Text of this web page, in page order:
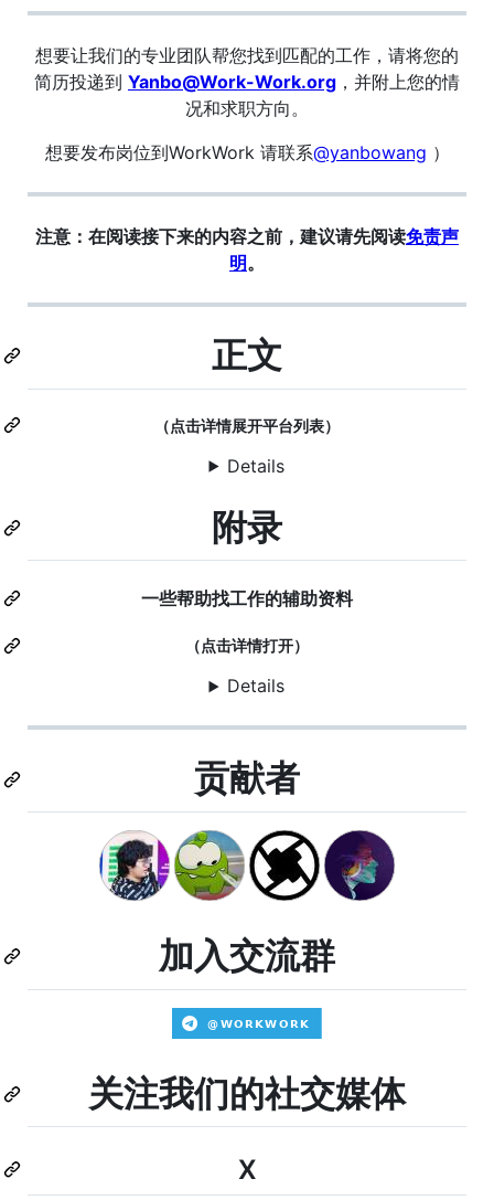
想要让我们的专业团队帮您找到匹配的工作，请将您的
简历投递到 Yanbo@Work-Work.org ，并附上您的情
况和求职方向。
想要发布岗位到WorkWork 请联系@yanbowang ）
注意：在阅读接下来的内容之前，建议请先阅读免责声
明。
正文
（点击详情展开平台列表）
Details
附录
一些帮助找工作的辅助资料
（点击详情打开）
Details
贡献者
加入交流群
关注我们的社交媒体
X